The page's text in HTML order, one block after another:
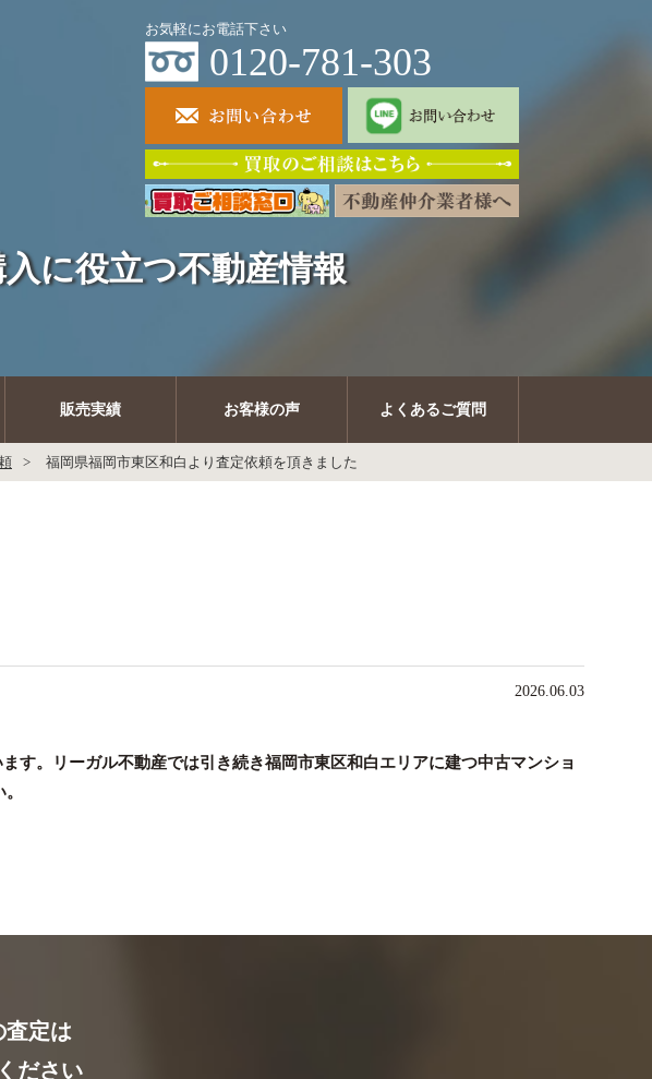
お気軽にお電話下さい
0120-781-303
に役立つ不動産情報
販売実績 お客様の声 よくあるご質問
福岡県福岡市東区和白より査定依頼を頂きました
2026.06.03
す。リーガル不動産では引き続き福岡市東区和白エリアに建つ中古マンショ
査定は
ださい